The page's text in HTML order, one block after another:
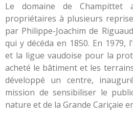
Le domaine de Champittet
propriétaires à plusieurs
par Philippe-Joachim de
qui y décéda en 1850. En 1979,
et la ligue vaudoise pour la
acheté le bâtiment et les
développé un centre,
mission de sensibiliser le
nature et de la Grande Cariçaie